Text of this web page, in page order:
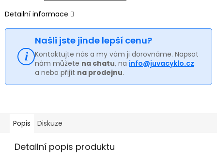
Detailní informace
Našli jste jinde lepší cenu?
Kontaktujte nás a my vám ji dorovnáme. Napsat
nám můžete na chatu, na info@juvacyklo.cz
a nebo přijít na prodejnu.
Popis Diskuze
Detailní popis produktu